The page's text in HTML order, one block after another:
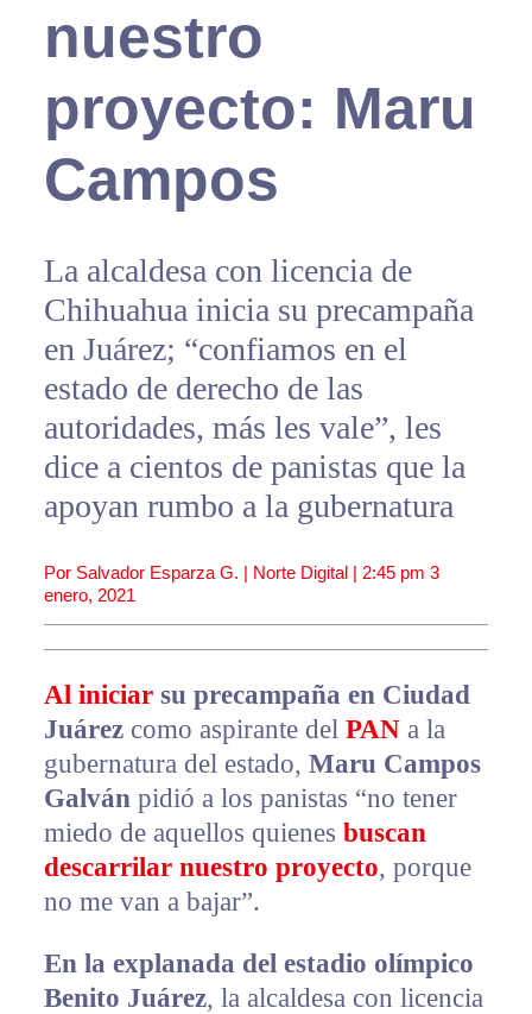
nuestro
proyecto: Maru
Campos
La alcaldesa con licencia de
Chihuahua inicia su precampaña
en Juárez; “confiamos en el
estado de derecho de las
autoridades, más les vale”, les
dice a cientos de panistas que la
apoyan rumbo a la gubernatura
Por Salvador Esparza G. | Norte Digital | 2:45 pm 3
enero, 2021
Al iniciarsu precampaña en Ciudad
Juárezcomo aspirante del PANa la
gubernatura del estado, Maru Campos
Galván pidió a los panistas “no tener
miedo de aquellos quienes buscan
descarrilar nuestro proyecto, porque
no me van a bajar”.
En la explanada del estadio olímpico
Benito Juárez, la alcaldesa con licencia